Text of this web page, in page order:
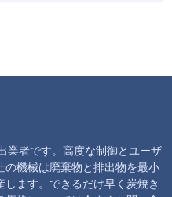
業者です。高度な制御とユーザ
機械は廃棄物と排出物を最小
ます。できるだけ早く炭焼き